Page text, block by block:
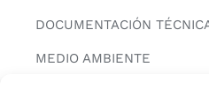
DOCUMENTACIÓN
MEDIO AMBIENTE